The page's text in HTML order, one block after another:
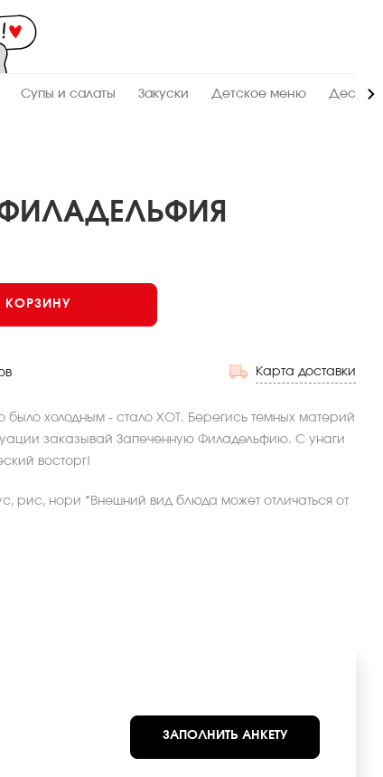
Супы и салаты Закуски Детское меню
Опаленные
КОРЗИНУ
Карта доставки
было холодным - стало ХОТ. Берегись темных материй
заказывай Запеченную Филадельфию. С унаги
восторг!
рис, нори *Внешний вид блюда может отличаться от
ЗАПОЛНИТЬ АНКЕТУ